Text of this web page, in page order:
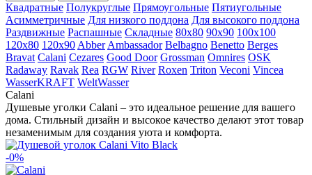
Квадратные Полукруглые Прямоугольные Пятиугольные
Асимметричные Для низкого поддона Для высокого поддона
Раздвижные Распашные Складные 80x80 90x90 100x100
120x80 120x90 Abber Ambassador Belbagno Benetto Berges
Bravat Calani Cezares Good Door Grossman Omnires OSK
Radaway Ravak Rea RGW River Roxen Triton Veconi Vincea
WasserKRAFT WeltWasser
Calani
Душевые уголки Calani – это идеальное решение для вашего
дома. Стильный дизайн и высокое качество делают этот товар
незаменимым для создания уюта и комфорта.
-0%